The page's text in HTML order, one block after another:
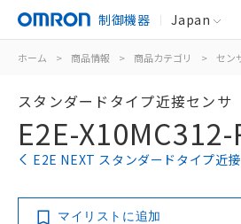
制御機器 Japan
ホーム > 商品情報 > 商品カテゴリ > セン
スタンダードタイプ近接センサ
E2E-X10MC312-
E2E NEXT スタンダードタイプ近
マイリストに追加